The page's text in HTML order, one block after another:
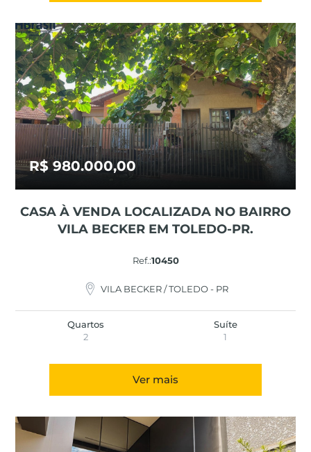
R$ 980.000,00
CASA À VENDA LOCALIZADA NO BAIRRO
VILA BECKER EM TOLEDO-PR.
Ref.:10450
VILA BECKER / TOLEDO - PR
Quartos
2
Suíte
1
Ver mais